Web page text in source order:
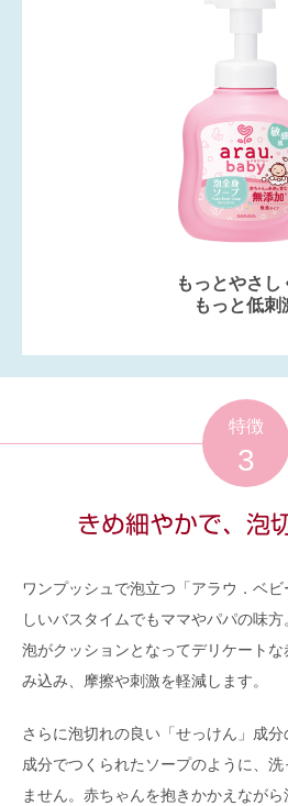
もっとやさし
もっと低刺
特徴
3
きめ細やかで、泡
ワンプッシュで泡立つ「アラウ．ベ
しいバスタイムでもママやパパの味
泡がクッションとなってデリケート
み込み、摩擦や刺激を軽減します。
さらに泡切れの良い「せっけん」成
成分でつくられたソープのように、
ません。赤ちゃんを抱きかかえなが